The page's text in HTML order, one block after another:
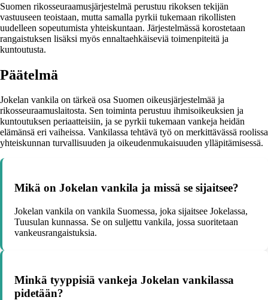
Suomen rikosseuraamusjärjestelmä perustuu rikoksen tekijän
vastuuseen teoistaan, mutta samalla pyrkii tukemaan rikollisten
uudelleen sopeutumista yhteiskuntaan. Järjestelmässä korostetaan
rangaistuksen lisäksi myös ennaltaehkäiseviä toimenpiteitä ja
kuntoutusta.
Päätelmä
Jokelan vankila on tärkeä osa Suomen oikeusjärjestelmää ja
rikosseuraamuslaitosta. Sen toiminta perustuu ihmisoikeuksien ja
kuntoutuksen periaatteisiin, ja se pyrkii tukemaan vankeja heidän
elämänsä eri vaiheissa. Vankilassa tehtävä työ on merkittävässä roolissa
yhteiskunnan turvallisuuden ja oikeudenmukaisuuden ylläpitämisessä.
Mikä on Jokelan vankila ja missä se sijaitsee?
Jokelan vankila on vankila Suomessa, joka sijaitsee Jokelassa,
Tuusulan kunnassa. Se on suljettu vankila, jossa suoritetaan
vankeusrangaistuksia.
Minkä tyyppisiä vankeja Jokelan vankilassa
pidetään?